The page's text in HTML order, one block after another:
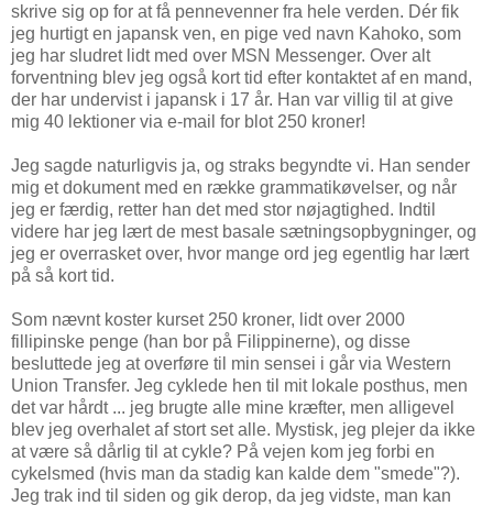
skrive sig op for at få pennevenner fra hele verden. Dér fik
jeg hurtigt en japansk ven, en pige ved navn Kahoko, som
jeg har sludret lidt med over MSN Messenger. Over alt
forventning blev jeg også kort tid efter kontaktet af en mand,
der har undervist i japansk i 17 år. Han var villig til at give
mig 40 lektioner via e-mail for blot 250 kroner!
Jeg sagde naturligvis ja, og straks begyndte vi. Han sender
mig et dokument med en række grammatikøvelser, og når
jeg er færdig, retter han det med stor nøjagtighed. Indtil
videre har jeg lært de mest basale sætningsopbygninger, og
jeg er overrasket over, hvor mange ord jeg egentlig har lært
på så kort tid.
Som nævnt koster kurset 250 kroner, lidt over 2000
fillipinske penge (han bor på Filippinerne), og disse
besluttede jeg at overføre til min sensei i går via Western
Union Transfer. Jeg cyklede hen til mit lokale posthus, men
det var hårdt ... jeg brugte alle mine kræfter, men alligevel
blev jeg overhalet af stort set alle. Mystisk, jeg plejer da ikke
at være så dårlig til at cykle? På vejen kom jeg forbi en
cykelsmed (hvis man da stadig kan kalde dem "smede"?).
Jeg trak ind til siden og gik derop, da jeg vidste, man kan